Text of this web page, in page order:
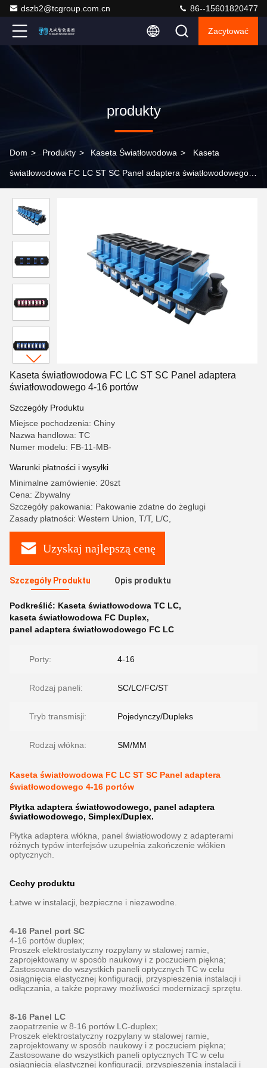
dszb2@tcgroup.com.cn 86--15601820477
Zacytować
produkty
Dom > Produkty > Kaseta Światłowodowa > Kaseta
światłowodowa FC LC ST SC Panel adaptera światłowodowego
Kaseta światłowodowa FC LC ST SC Panel adaptera
światłowodowego 4-16 portów
Szczegóły Produktu
Miejsce pochodzenia: Chiny
Nazwa handlowa: TC
Numer modelu: FB-11-MB-
Warunki płatności i wysyłki
Minimalne zamówienie: 20szt
Cena: Zbywalny
Szczegóły pakowania: Pakowanie zdatne do żeglugi
Zasady płatności: Western Union, T/T, L/C,
Uzyskaj najlepszą cenę
Szczegóły Produktu Opis produktu
Podkreślić: Kaseta światłowodowa TC LC,
kaseta światłowodowa FC Duplex,
panel adaptera światłowodowego FC LC
Porty: 4-16
Rodzaj paneli: SC/LC/FC/ST
Tryb transmisji: Pojedynczy/Dupleks
Rodzaj włókna: SM/MM
Kaseta światłowodowa FC LC ST SC Panel adaptera
światłowodowego 4-16 portów
Płytka adaptera światłowodowego, panel adaptera
światłowodowego, Simplex/Duplex.
Płytka adaptera włókna, panel światłowodowy z adapterami
różnych typów interfejsów uzupełnia zakończenie włókien
optycznych.
Cechy produktu
Łatwe w instalacji, bezpieczne i niezawodne.
4-16 Panel port SC
4-16 portów duplex;
Proszek elektrostatyczny rozpylany w stalowej ramie,
zaprojektowany w sposób naukowy i z poczuciem piękna;
Zastosowane do wszystkich paneli optycznych TC w celu
osiągnięcia elastycznej konfiguracji, przyspieszenia instalacji i
odłączania, a także poprawy możliwości modernizacji sprzętu.
8-16 Panel LC
zaopatrzenie w 8-16 portów LC-duplex;
Proszek elektrostatyczny rozpylany w stalowej ramie,
zaprojektowany w sposób naukowy i z poczuciem piękna;
Zastosowane do wszystkich paneli optycznych TC w celu
osiągnięcia elastycznej konfiguracji, przyspieszenia instalacji i